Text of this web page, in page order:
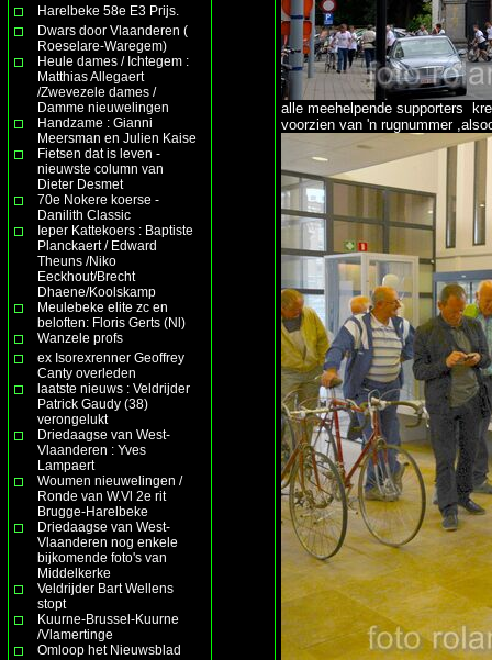
Harelbeke 58e E3 Prijs.
Dwars door Vlaanderen (
Roeselare-Waregem)
Heule dames / Ichtegem :
Matthias Allegaert
/Zwevezele dames /
Damme nieuwelingen
Handzame : Gianni
Meersman en Julien Kaise
Fietsen dat is leven -
nieuwste column van
Dieter Desmet
70e Nokere koerse -
Danilith Classic
Ieper Kattekoers : Baptiste
Planckaert / Edward
Theuns /Niko
Eeckhout/Brecht
Dhaene/Koolskamp
Meulebeke elite zc en
beloften: Floris Gerts (Nl)
Wanzele profs
ex Isorexrenner Geoffrey
Canty overleden
laatste nieuws : Veldrijder
Patrick Gaudy (38)
verongelukt
Driedaagse van West-
Vlaanderen : Yves
Lampaert
Woumen nieuwelingen /
Ronde van W.Vl 2e rit
Brugge-Harelbeke
Driedaagse van West-
Vlaanderen nog enkele
bijkomende foto's van
Middelkerke
Veldrijder Bart Wellens
stopt
Kuurne-Brussel-Kuurne
/Vlamertinge
Omloop het Nieuwsblad
alle meehelpende supporters
voorzien van 'n rugnummer